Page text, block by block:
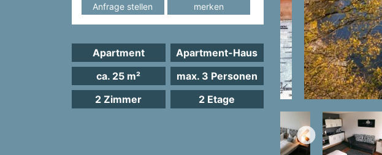
Anfrage stellen merken
Apartment
Apartment-Haus
ca. 25 m²
max. 3 Personen
2 Zimmer
2 Etage